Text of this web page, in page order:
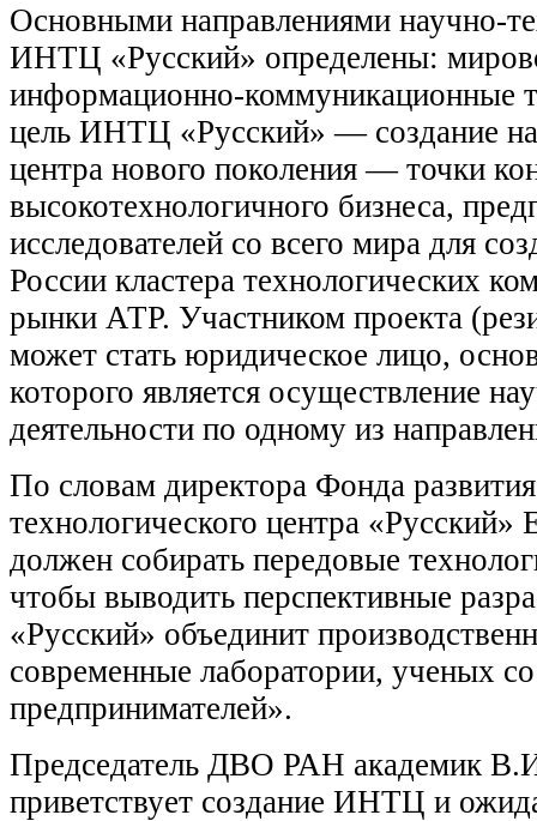
Основными направлениями научно-
ИНТЦ «Русский» определены:
информационно-коммуникационные
цель ИНТЦ «Русский» — создание
центра нового поколения — точки
высокотехнологичного бизнеса,
исследователей со всего мира для
России кластера технологических
рынки АТР. Участником проекта
может стать юридическое лицо,
которого является осуществление
деятельности по одному из
По словам директора Фонда
технологического центра
должен собирать передовые
чтобы выводить перспективные
«Русский» объединит
современные лаборатории, ученых
предпринимателей».
Председатель ДВО РАН академик
приветствует создание ИНТЦ и